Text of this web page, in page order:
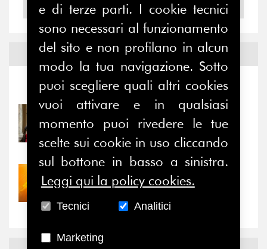
2004
Notizie edEventi
Notizie-Eventi
Prima della pausa estiva,
il valore di...
30/07/2026
Nove anni dopo la
“grande cecità”: la...
e di terze parti. I cookie tecnici
sono necessari al funzionamento
del sito e non profilano in alcun
modo la tua navigazione. Sotto
puoi scegliere quali altri cookies
vuoi attivare e in qualsiasi
momento puoi rivedere le tue
scelte sui cookie in uso cliccando
sul bottone in basso a sinistra.
Leggi qui la policy cookies.
Tecnici Analitici
Marketing